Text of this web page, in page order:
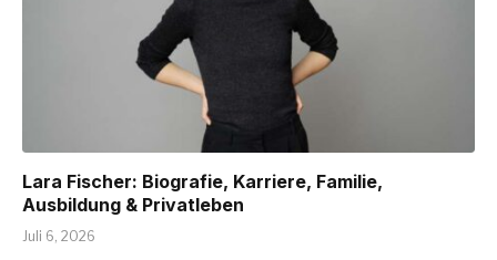
Lara Fischer: Biografie, Karriere, Familie,
Ausbildung & Privatleben
Juli 6, 2026